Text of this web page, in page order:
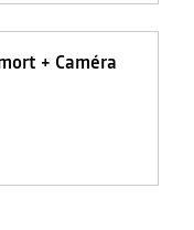
+ Caméra